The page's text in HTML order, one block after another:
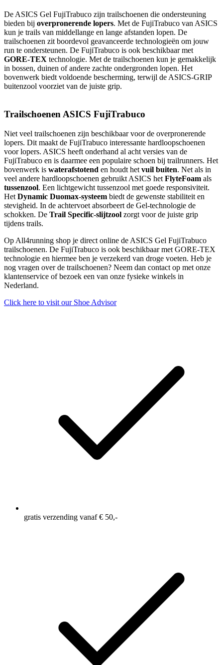
De ASICS Gel FujiTrabuco zijn trailschoenen die ondersteuning
bieden bij overpronerende lopers. Met de FujiTrabuco van ASICS
kun je trails van middellange en lange afstanden lopen. De
trailschoenen zit boordevol geavanceerde technologieën om jouw
run te ondersteunen. De FujiTrabuco is ook beschikbaar met
GORE-TEX technologie. Met de trailschoenen kun je gemakkelijk
in bossen, duinen of andere zachte ondergronden lopen. Het
bovenwerk biedt voldoende bescherming, terwijl de ASICS-GRIP
buitenzool voorziet van de juiste grip.
Trailschoenen ASICS FujiTrabuco
Niet veel trailschoenen zijn beschikbaar voor de overpronerende
lopers. Dit maakt de FujiTrabuco interessante hardloopschoenen
voor lopers. ASICS heeft onderhand al acht versies van de
FujiTrabuco en is daarmee een populaire schoen bij trailrunners. Het
bovenwerk is waterafstotend en houdt het vuil buiten. Net als in
veel andere hardloopschoenen gebruikt ASICS het FlyteFoam als
tussenzool. Een lichtgewicht tussenzool met goede responsiviteit.
Het Dynamic Duomax-systeem biedt de gewenste stabiliteit en
stevigheid. In de achtervoet absorbeert de Gel-technologie de
schokken. De Trail Specific-slijtzool zorgt voor de juiste grip
tijdens trails.
Op All4running shop je direct online de ASICS Gel FujiTrabuco
trailschoenen. De FujiTrabuco is ook beschikbaar met GORE-TEX
technologie en hiermee ben je verzekerd van droge voeten. Heb je
nog vragen over de trailschoenen? Neem dan contact op met onze
klantenservice of bezoek een van onze fysieke winkels in
Nederland.
Click here to visit our Shoe Advisor
gratis verzending vanaf € 50,-